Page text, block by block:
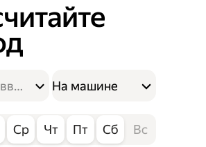
На машине
Ср Чт Пт Сб Вс